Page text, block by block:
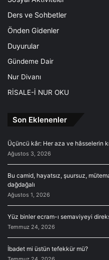
Ders ve Sohbetler
Önden Gidenler
Duyurular
Gündeme Dair
Nur Divanı
RİSALE-İ NUR OKU
Son Eklenenler
Üçüncü kâr: Her aza ve hâsselerin
Ağustos 3, 2026
Bu camid, hayatsız, şuursuz,
dağdağalı
Ağustos 1, 2026
Yüz binler ecram-ı semaviyeyi
Temmuz 24, 2026
İbadet mi üstün tefekkür mü?